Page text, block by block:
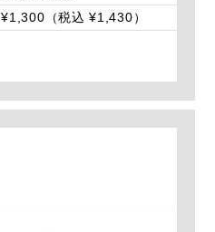
¥1,300（税込 ¥1,430）